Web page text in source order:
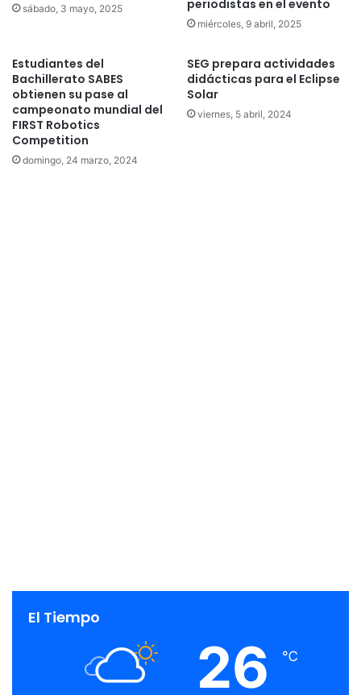
sábado, 3 mayo, 2025
periodistas en el evento
miércoles, 9 abril, 2025
Estudiantes del
Bachillerato SABES
obtienen su pase al
campeonato mundial del
FIRST Robotics
Competition
domingo, 24 marzo, 2024
SEG prepara actividades
didácticas para el Eclipse
Solar
viernes, 5 abril, 2024
El Tiempo
26 ℃